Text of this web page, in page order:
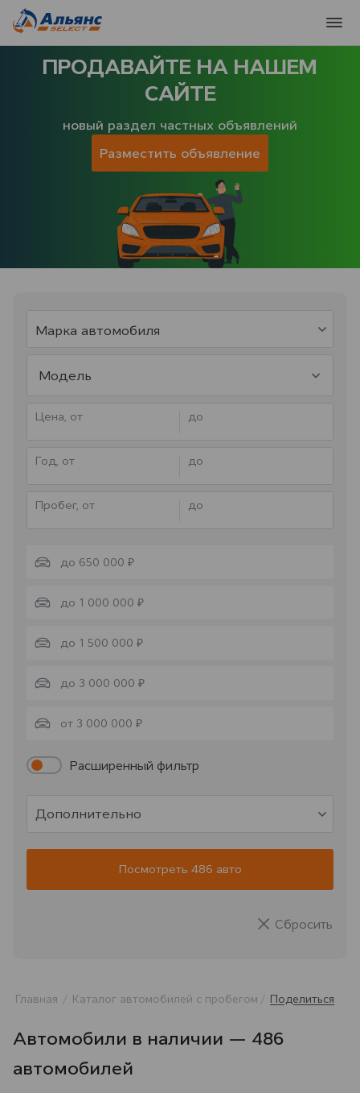
ПРОДАВАЙТЕ НА НАШЕМ
САЙТЕ
новый раздел частных объявлений
Разместить объявление
Модель
Цена, от до
Год, от до
Пробег, от до
до 650 000 ₽
до 1 000 000 ₽
до 1 500 000 ₽
до 3 000 000 ₽
от 3 000 000 ₽
Расширенный фильтр
Дополнительно
Сбросить
Посмотреть 486 авто
Главная Каталог автомобилей с пробегом Поделиться
Автомобили в наличии — 486
автомобилей